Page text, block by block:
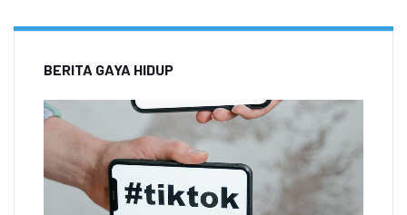
BERITA GAYA HIDUP